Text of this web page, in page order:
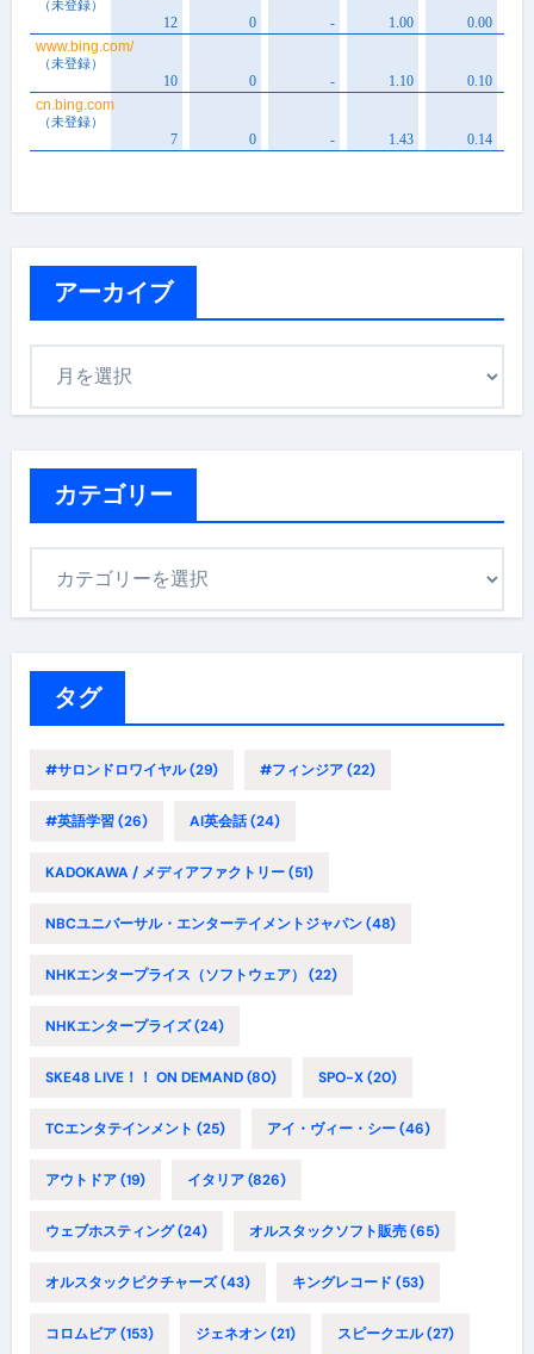
アーカイブ
カテゴリー
タグ
#サロンドロワイヤル(29) #フィンジア(22)
#英語学習(26) AI英会話(24)
KADOKAWA / メディアファクトリー(51)
NBCユニバーサル・エンターテイメントジャパン(48)
NHKエンタープライス（ソフトウェア） (22)
NHKエンタープライズ(24)
SKE48 LIVE！！ ON DEMAND(80) SPO-X(20)
TCエンタテインメント (25) アイ・ヴィー・シー(46)
アウトドア(19) イタリア(826)
ウェブホスティング(24) オルスタックソフト販売(65)
オルスタックピクチャーズ(43) キングレコード (53)
コロムビア(153) ジェネオン(21) スピークエル(27)